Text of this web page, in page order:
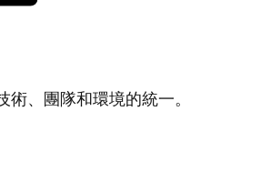
術、團隊和環境的統一。